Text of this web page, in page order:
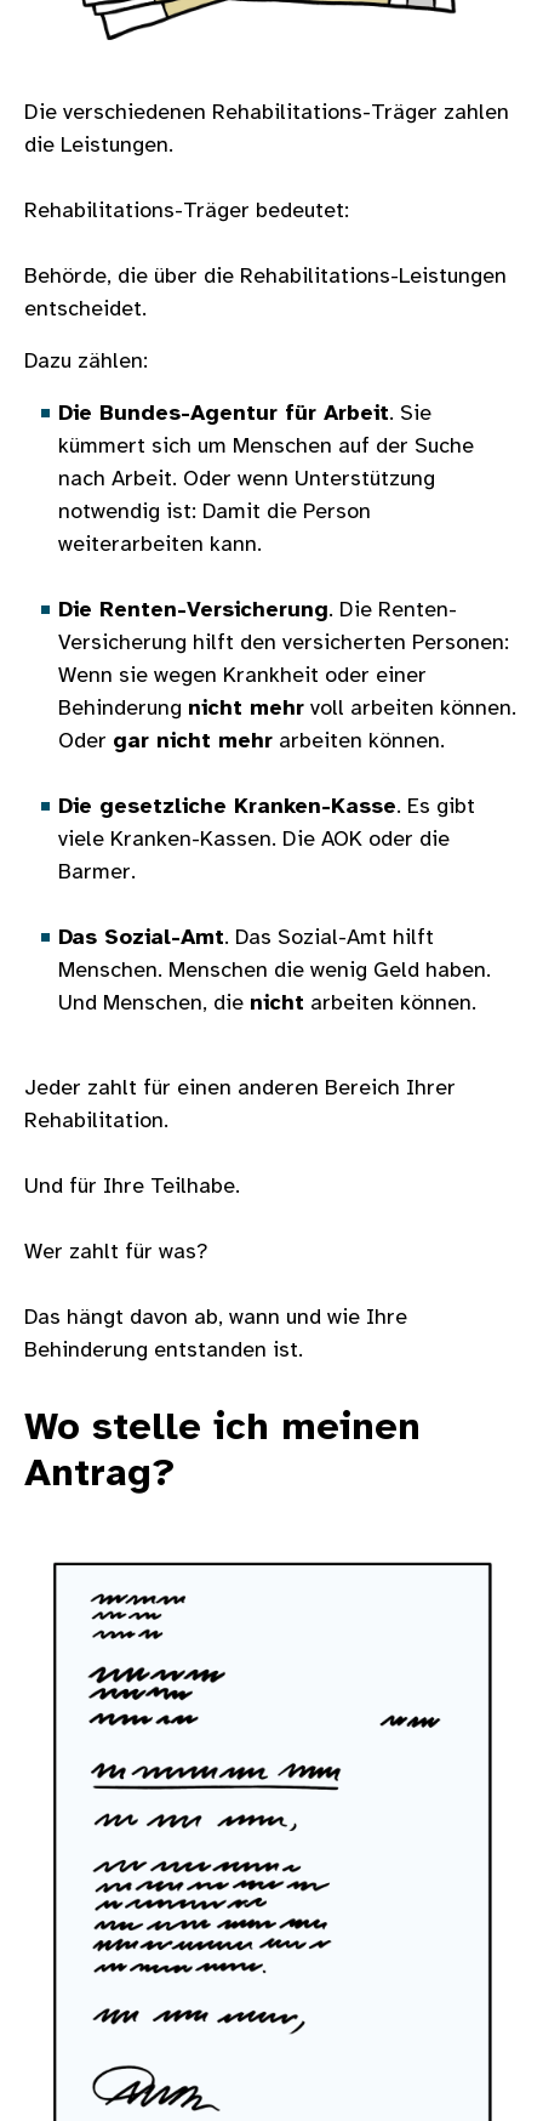
Die verschiedenen Rehabilitations-Träger zahlen
die Leistungen.
Rehabilitations-Träger bedeutet:
Behörde, die über die Rehabilitations-Leistungen
entscheidet.
Dazu zählen:
Die Bundes-Agentur für Arbeit. Sie
kümmert sich um Menschen auf der Suche
nach Arbeit. Oder wenn Unterstützung
notwendig ist: Damit die Person
weiterarbeiten kann.
Die Renten-Versicherung. Die Renten-
Versicherung hilft den versicherten Personen:
Wenn sie wegen Krankheit oder einer
Behinderung nicht mehr voll arbeiten können.
Oder gar nicht mehr arbeiten können.
Die gesetzliche Kranken-Kasse. Es gibt
viele Kranken-Kassen. Die AOK oder die
Barmer.
Das Sozial-Amt. Das Sozial-Amt hilft
Menschen. Menschen die wenig Geld haben.
Und Menschen, die nicht arbeiten können.
Jeder zahlt für einen anderen Bereich Ihrer
Rehabilitation.
Und für Ihre Teilhabe.
Wer zahlt für was?
Das hängt davon ab, wann und wie Ihre
Behinderung entstanden ist.
Wo stelle ich meinen
Antrag?